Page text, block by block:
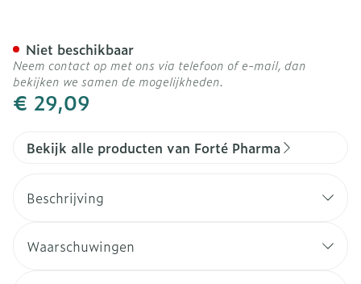
€ 29,09
Niet beschikbaar
Neem contact op met ons via telefoon of e-mail, dan
bekijken we samen de mogelijkheden.
Bekijk alle producten van Forté Pharma
Beschrijving
Waarschuwingen